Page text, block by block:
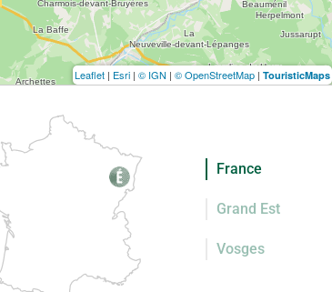
Leaflet | Esri | © IGN | © OpenStreetMap | TouristicMaps
France
Grand Est
Vosges